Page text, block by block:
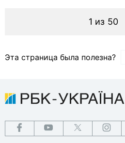
1 из 50
Эта страница была полезна?